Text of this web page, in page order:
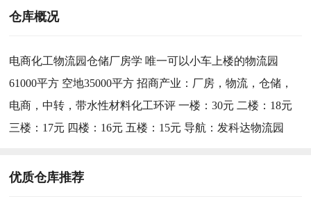
仓库概况
电商化工物流园仓储厂房学 唯一可以小车上楼的物流园
61000平方 空地35000平方 招商产业：厂房，物流，仓储，
电商，中转，带水性材料化工环评 一楼：30元 二楼：18元
三楼：17元 四楼：16元 五楼：15元 导航：发科达物流园
优质仓库推荐